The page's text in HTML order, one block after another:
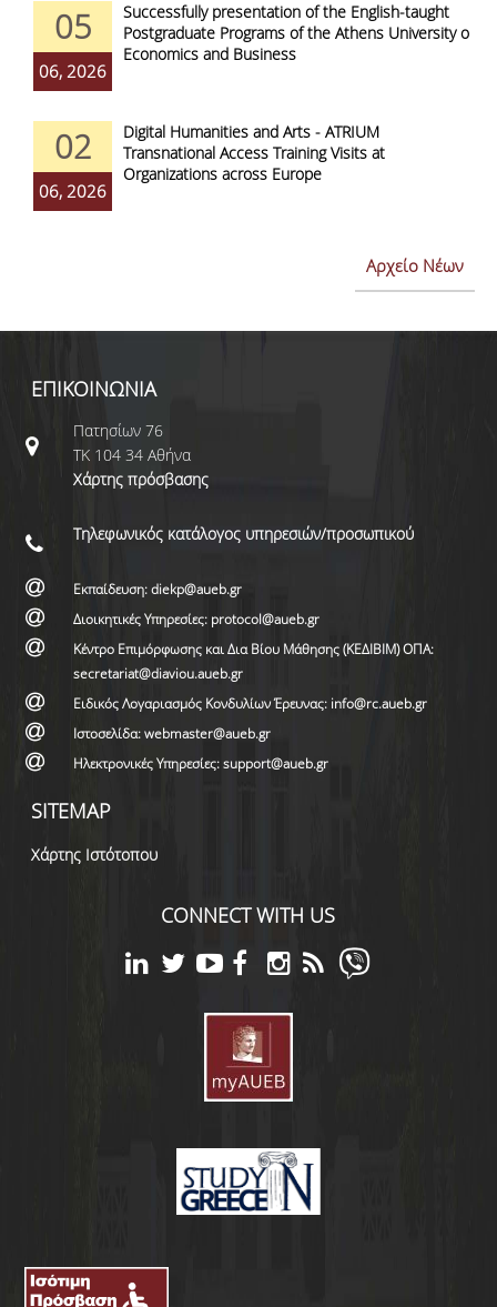
05
06, 2026
Successfully presentation of the English-taught
Postgraduate Programs of the Athens University of
Economics and Business
02
06, 2026
Digital Humanities and Arts - ATRIUM
Transnational Access Training Visits at
Organizations across Europe
Αρχείο Νέων
ΕΠΙΚΟΙΝΩΝΙΑ
Πατησίων 76
ΤΚ 104 34 Αθήνα
Χάρτης πρόσβασης
Τηλεφωνικός κατάλογος υπηρεσιών/προσωπικού
Εκπαίδευση: diekp@aueb.gr
Διοικητικές Υπηρεσίες: protocol@aueb.gr
Κέντρο Επιμόρφωσης και Δια Βίου Μάθησης (ΚΕΔΙΒΙΜ) ΟΠΑ:
secretariat@diaviou.aueb.gr
Ειδικός Λογαριασμός Κονδυλίων Έρευνας: info@rc.aueb.gr
Ιστοσελίδα: webmaster@aueb.gr
Ηλεκτρονικές Υπηρεσίες: support@aueb.gr
SITEMAP
Χάρτης Ιστότοπου
CONNECT WITH US